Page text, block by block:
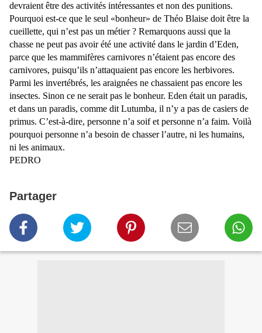
devraient être des activités intéressantes et non des punitions.
Pourquoi est-ce que le seul «bonheur» de Théo Blaise doit être la
cueillette, qui n’est pas un métier ? Remarquons aussi que la
chasse ne peut pas avoir été une activité dans le jardin d’Eden,
parce que les mammifères carnivores n’étaient pas encore des
carnivores, puisqu’ils n’attaquaient pas encore les herbivores.
Parmi les invertébrés, les araignées ne chassaient pas encore les
insectes. Sinon ce ne serait pas le bonheur. Eden était un paradis,
et dans un paradis, comme dit Lutumba, il n’y a pas de casiers de
primus. C’est-à-dire, personne n’a soif et personne n’a faim. Voilà
pourquoi personne n’a besoin de chasser l’autre, ni les humains,
ni les animaux.
PEDRO
Partager